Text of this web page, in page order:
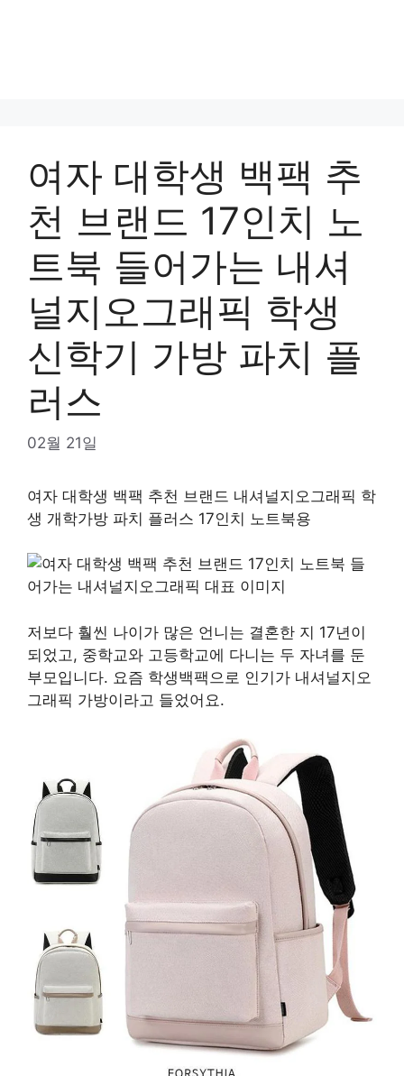
여자 대학생 백팩 추
천 브랜드 17인치 노
트북 들어가는 내셔
널지오그래픽 학생
신학기 가방 파치 플
러스
02월 21일
여자 대학생 백팩 추천 브랜드 내셔널지오그래픽 학
생 개학가방 파치 플러스 17인치 노트북용
저보다 훨씬 나이가 많은 언니는 결혼한 지 17년이
되었고, 중학교와 고등학교에 다니는 두 자녀를 둔
부모입니다. 요즘 학생백팩으로 인기가 내셔널지오
그래픽 가방이라고 들었어요.